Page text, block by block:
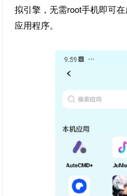
拟引擎，无需root手机即可
应用程序。